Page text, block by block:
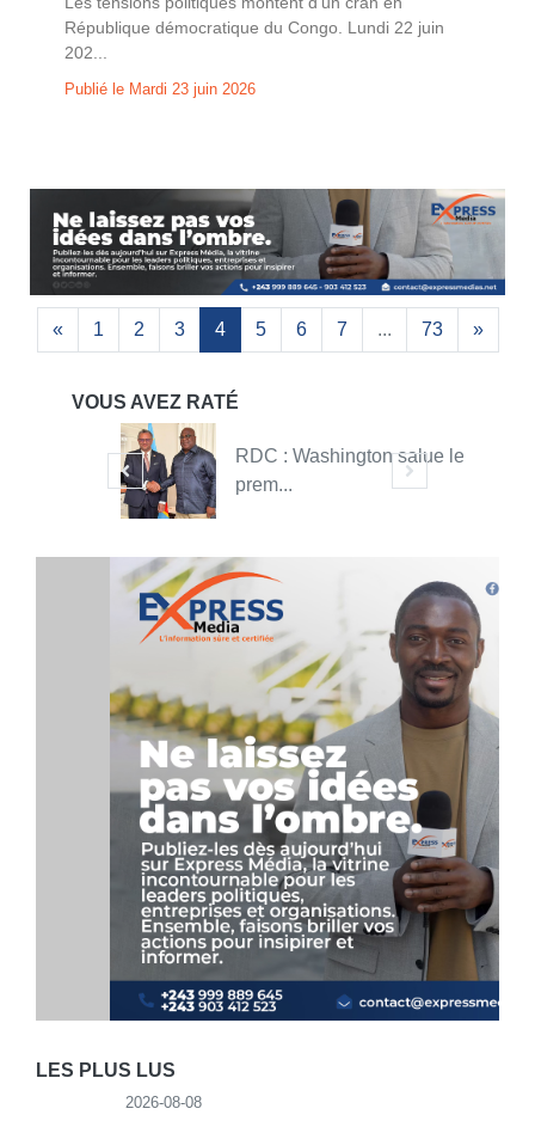
République démocratique du Congo. Lundi 22 juin
202...
Publié le Mardi 23 juin 2026
« 1 2 3 4 5 6 7 ... 73 »
VOUS AVEZ RATÉ
RDC : Washington salue le
prem...
LES PLUS LUS
2026-08-08